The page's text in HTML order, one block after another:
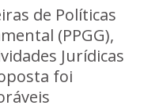
de Políticas
(PPGG),
Jurídicas
foi